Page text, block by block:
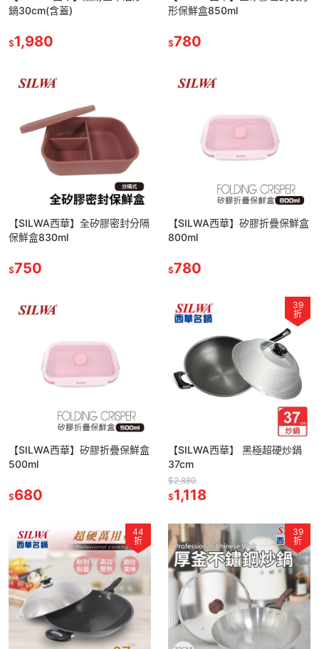
鍋30cm(含蓋)
$1,980
形保鮮盒850ml
$780
【SILWA西華】全矽膠密封分隔
保鮮盒830ml
$750
【SILWA西華】矽膠折疊保鮮盒
800ml
$780
【SILWA西華】矽膠折疊保鮮盒
500ml
$680
39
折
【SILWA西華】 黑極超硬炒鍋
37cm
$2,880
$1,118
44
折
39
折